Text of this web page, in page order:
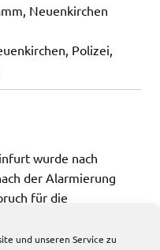
und unseren Service zu
Neuenkirchen
Polizei,
wurde nach
der Alarmierung
für die